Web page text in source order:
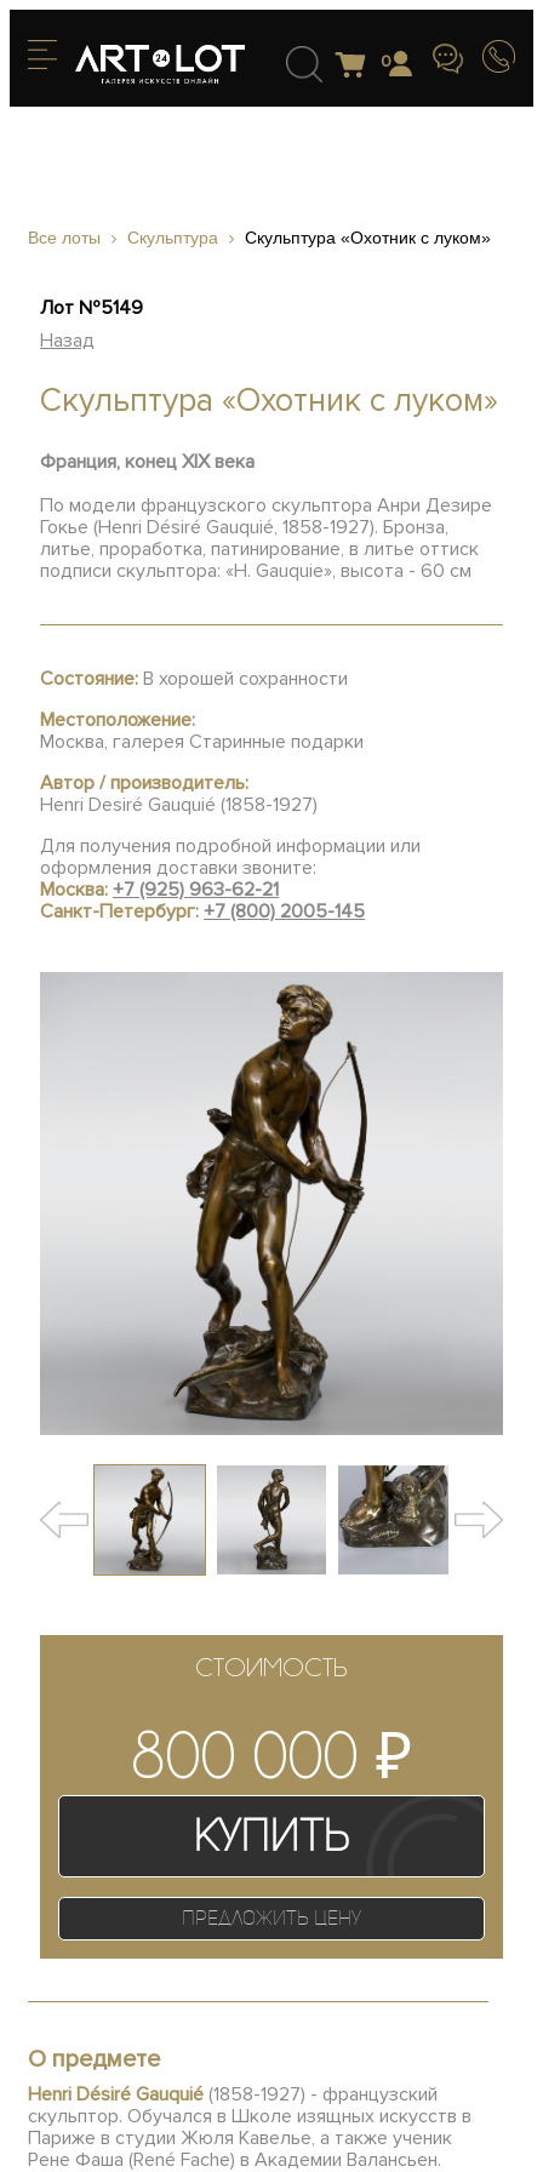
0
Все лоты Скульптура Скульптура «Охотник с луком»
Лот №5149
Назад
Скульптура «Охотник с луком»
Франция, конец XIX века
По модели французского скульптора Анри Дезире
Гокье (Henri Désiré Gauquié, 1858-1927). Бронза,
литье, проработка, патинирование, в литье оттиск
подписи скульптора: «H. Gauquie», высота - 60 см
Состояние: В хорошей сохранности
Местоположение:
Москва, галерея Старинные подарки
Автор / производитель:
Henri Desiré Gauquié (1858-1927)
Для получения подробной информации или
оформления доставки звоните:
Москва:+7 (925) 963-62-21
Санкт-Петербург:+7 (800) 2005-145
СТОИМОСТЬ
800 000 ₽
Купить
Предложить цену
О предмете
Henri Désiré Gauquié (1858-1927) - французский
скульптор. Обучался в Школе изящных искусств в
Париже в студии Жюля Кавелье, а также ученик
Рене Фаша (René Fache) в Академии Валансьен.